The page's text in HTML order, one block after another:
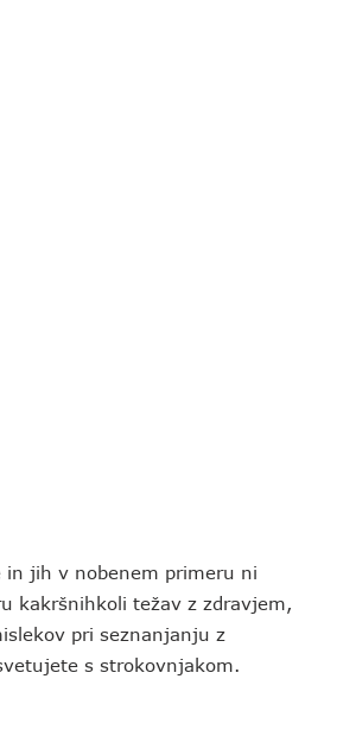
jih v nobenem primeru ni
kakršnihkoli težav z zdravjem,
pri seznanjanju z
s strokovnjakom.